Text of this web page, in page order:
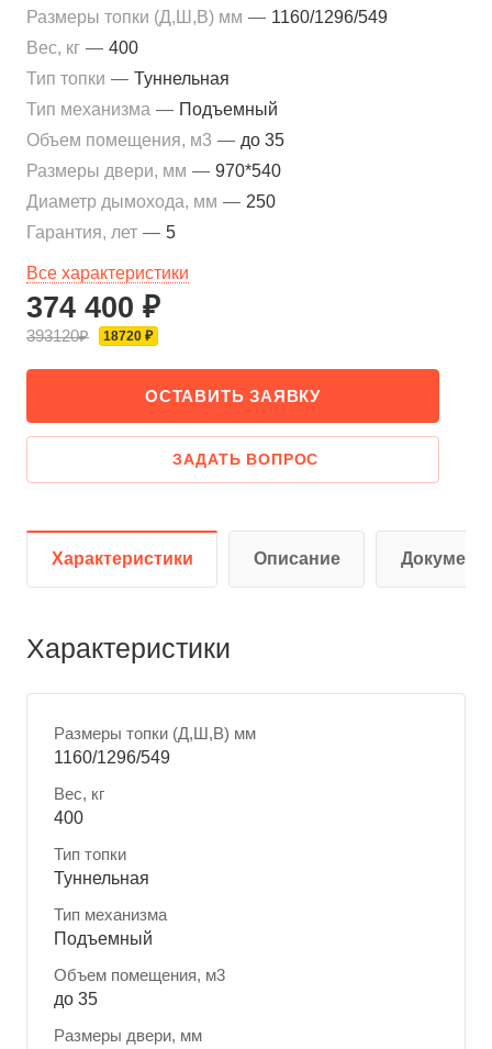
Размеры топки (Д,Ш,В) мм — 1160/1296/549
Вес, кг — 400
Тип топки — Туннельная
Тип механизма — Подъемный
Объем помещения, м3 — до 35
Размеры двери, мм — 970*540
Диаметр дымохода, мм — 250
Гарантия, лет — 5
Все характеристики
374 400 ₽
393120₽ 18720 ₽
ОСТАВИТЬ ЗАЯВКУ
ЗАДАТЬ ВОПРОС
Характеристики Описание
Характеристики
Размеры топки (Д,Ш,В) мм
1160/1296/549
Вес, кг
400
Тип топки
Туннельная
Тип механизма
Подъемный
Объем помещения, м3
до 35
Размеры двери, мм